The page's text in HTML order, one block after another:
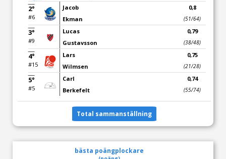
2°
#6
Jacob
Ekman
0,8
(51/64)
3°
#9
Lucas
Gustavsson
0,79
(38/48)
4°
#15
Lars
Wilmsen
0,75
(21/28)
5°
#5
Carl
Berkefelt
0,74
(55/74)
Total sammanställning
bästa poängplockare